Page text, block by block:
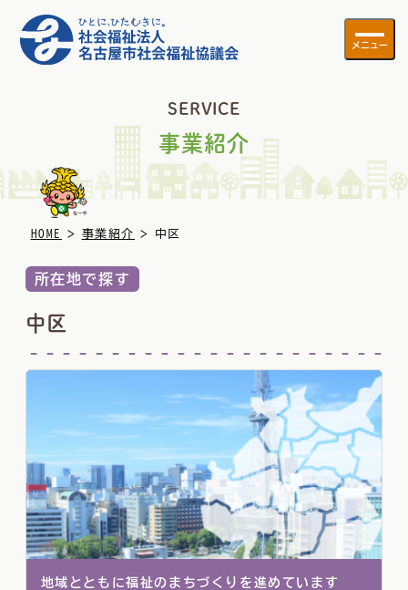
メニュー
SERVICE
事業紹介
HOME > 事業紹介 > 中区
所在地で探す
中区
地域とともに福祉のまちづくりを進めています